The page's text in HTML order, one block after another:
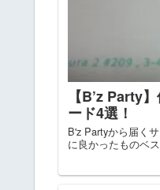
【B’z Party
ード4選！
B'z Partyから届く
に良かったものベ